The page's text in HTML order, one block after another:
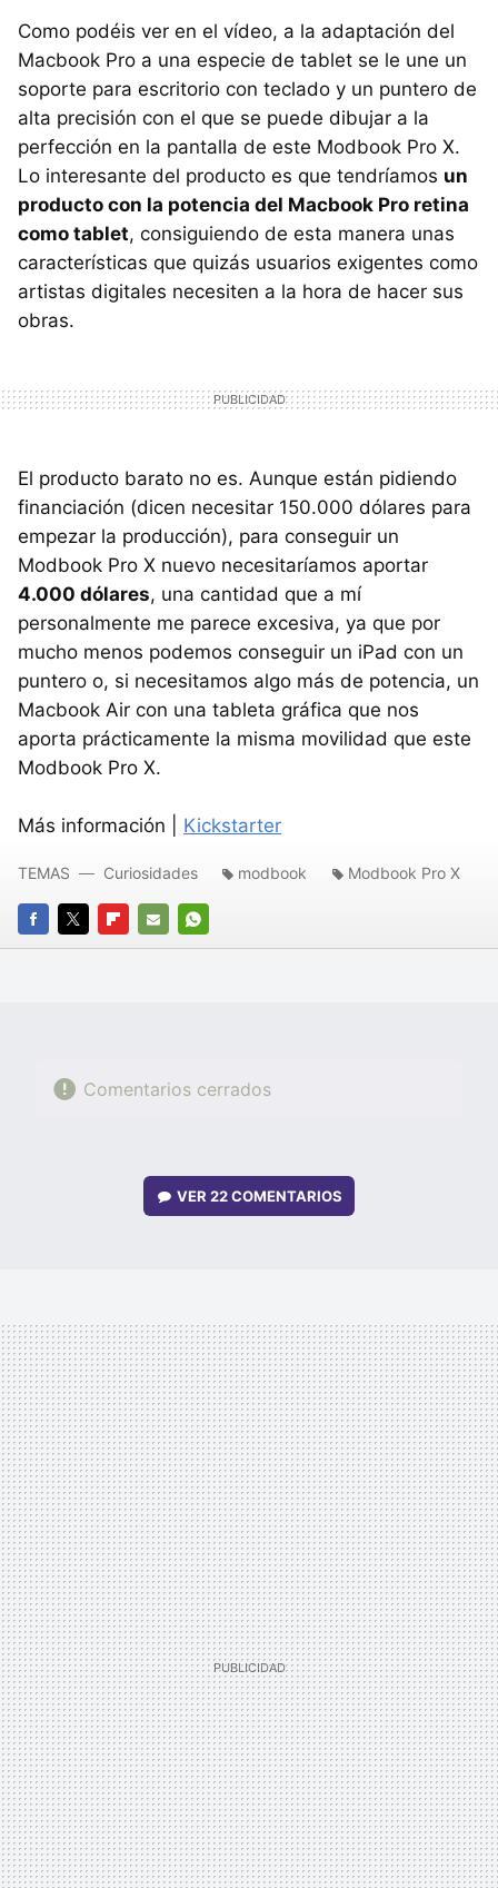
Como podéis ver en el vídeo, a la adaptación del
Macbook Pro a una especie de tablet se le une un
soporte para escritorio con teclado y un puntero de
alta precisión con el que se puede dibujar a la
perfección en la pantalla de este Modbook Pro X.
Lo interesante del producto es que tendríamos un
producto con la potencia del Macbook Pro retina
como tablet, consiguiendo de esta manera unas
características que quizás usuarios exigentes como
artistas digitales necesiten a la hora de hacer sus
obras.
El producto barato no es. Aunque están pidiendo
financiación (dicen necesitar 150.000 dólares para
empezar la producción), para conseguir un
Modbook Pro X nuevo necesitaríamos aportar
4.000 dólares, una cantidad que a mí
personalmente me parece excesiva, ya que por
mucho menos podemos conseguir un iPad con un
puntero o, si necesitamos algo más de potencia, un
Macbook Air con una tableta gráfica que nos
aporta prácticamente la misma movilidad que este
Modbook Pro X.
Más información | Kickstarter
FACEBOOK
TWITTERFLIPBOARD
E-
WHATSAPP
TEMAS Curiosidades modbook Modbook Pro X
Comentarios cerrados
VER22 COMENTARIOS